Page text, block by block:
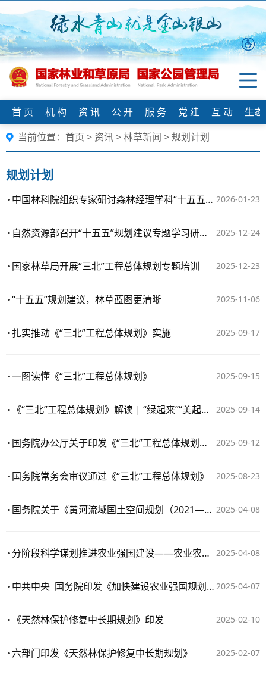
首 页 机 构 资 讯 公 开 服 务 党 建 互 动
生
当前位置： 首页 > 资讯>林草新闻 >规划计划
规划计划
2026-01-23
中国林科院组织专家研讨森林经理学科“十五五”发展规划
2025-12-24
自然资源部召开“十五五”规划建议专题学习研讨会
2025-12-23
国家林草局开展“三北”工程总体规划专题培训
2025-11-06
“十五五”规划建议，林草蓝图更清晰
2025-09-17
扎实推动《“三北”工程总体规划》实施
2025-09-15
一图读懂《“三北”工程总体规划》
2025-09-14
《“三北”工程总体规划》解读 | “绿起来”“美起来”“富起来” 生态治理转向全民参与
2025-09-12
国务院办公厅关于印发《“三北”工程总体规划》的通知
2025-08-23
国务院常务会审议通过《“三北”工程总体规划》
2025-04-08
国务院关于《黄河流域国土空间规划（2021—2035年）》的批复
2025-04-08
分阶段科学谋划推进农业强国建设——农业农村部负责人就《加快建设农业强国规划（2024—2035年）》答记者问
2025-04-07
中共中央 国务院印发《加快建设农业强国规划（2024－2035年）》
2025-02-10
《天然林保护修复中长期规划》印发
2025-02-07
六部门印发《天然林保护修复中长期规划》